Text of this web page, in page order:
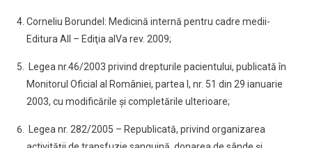
Corneliu Borundel: Medicină internă pentru cadre medii-
Editura All – Ediţia aIVa rev. 2009;
Legea nr.46/2003 privind drepturile pacientului, publicată în
Monitorul Oficial al României, partea I, nr. 51 din 29 ianuarie
2003, cu modificările și completările ulterioare;
Legea nr. 282/2005 – Republicată, privind organizarea